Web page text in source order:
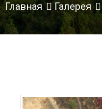
Главная Галерея